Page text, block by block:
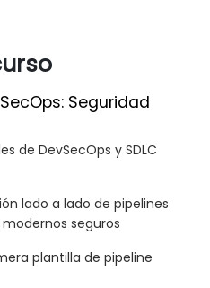
Seguridad
de DevSecOps y SDLC
lado a lado de pipelines
seguros
plantilla de pipeline